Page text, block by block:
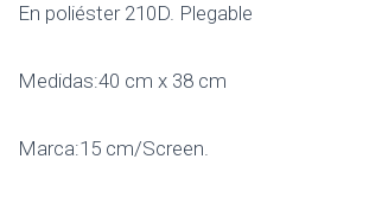
En poliéster 210D. Plegable
Medidas:40 cm x 38 cm
Marca:15 cm/Screen.